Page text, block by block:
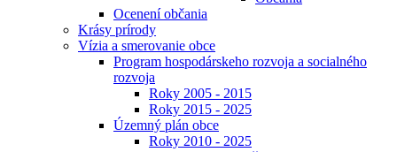
Ocenení občania
Krásy prírody
Vízia a smerovanie obce
Program hospodárskeho rozvoja a socialného
rozvoja
Roky 2005 - 2015
Roky 2015 - 2025
Územný plán obce
Roky 2010 - 2025